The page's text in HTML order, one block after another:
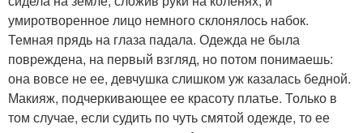
умиротворенное лицо немного склонялось набок.
Темная прядь на глаза падала. Одежда не была
повреждена, на первый взгляд, но потом понимаешь:
она вовсе не ее, девчушка слишком уж казалась бедной.
Макияж, подчеркивающее ее красоту платье. Только в
том случае, если судить по чуть смятой одежде, то ее